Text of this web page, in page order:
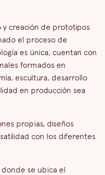
y creación de prototipos
el proceso de
es única, cuentan con
formados en
escultura, desarrollo
en producción sea
propias, diseños
con los diferentes
se ubica el